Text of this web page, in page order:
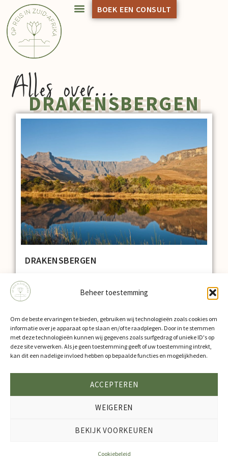
Beheer toestemming
Om de beste ervaringen te bieden, gebruiken wij technologieën zoals cookies om
informatie over je apparaat op te slaan en/of te raadplegen. Door in te stemmen
met deze technologieën kunnen wij gegevens zoals surfgedrag of unieke ID's op
deze site verwerken. Als je geen toestemming geeft of uw toestemming intrekt,
kan dit een nadelige invloed hebben op bepaalde functies en mogelijkheden.
ACCEPTEREN
WEIGEREN
BEKIJK VOORKEUREN
Cookiebeleid
BOEK EEN CONSULT
Alles over...
DRAKENSBERGEN
DRAKENSBERGEN
OVER ONS SHOP CONTACT
ALGEMENE VOORWAARDEN
ONDERDEEL VAN BEYOND TRAVEL